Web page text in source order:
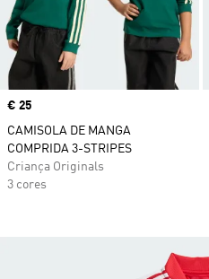
Price
€ 25
CAMISOLA DE MANGA
COMPRIDA 3-STRIPES
Criança Originals
3 cores